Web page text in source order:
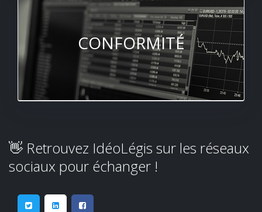
CONFORMITÉ
👋 Retrouvez IdéoLégis sur les réseaux
sociaux pour échanger !